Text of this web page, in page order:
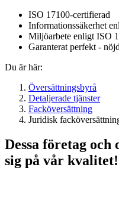
ISO 17100-certifierad
Informationssäkerhet
Miljöarbete enligt ISO
Garanterat perfekt -
Du är här:
Översättningsbyrå
Detaljerade tjänster
Facköversättning
Juridisk
Dessa företag
sig på vår kvalitet!